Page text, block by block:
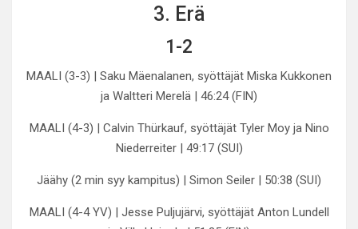
3. Erä
1-2
MAALI (3-3) | Saku Mäenalanen, syöttäjät Miska Kukkonen
ja Waltteri Merelä | 46:24 (FIN)
MAALI (4-3) | Calvin Thürkauf, syöttäjät Tyler Moy ja Nino
Niederreiter | 49:17 (SUI)
Jäähy (2 min syy kampitus) | Simon Seiler | 50:38 (SUI)
MAALI (4-4 YV) | Jesse Puljujärvi, syöttäjät Anton Lundell